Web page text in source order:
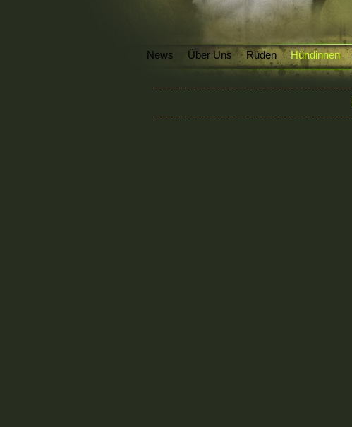
News Über Uns Rüden Hündinnen